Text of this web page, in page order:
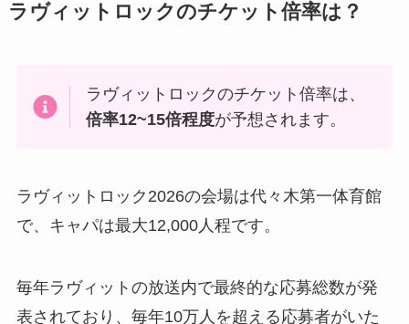
ラヴィットロックのチケット倍率は？
ラヴィットロックのチケット倍率は、
倍率12~15倍程度が予想されます。
ラヴィットロック2026の会場は代々木第一体育館
で、キャパは最大12,000人程です。
毎年ラヴィットの放送内で最終的な応募総数が発
表されており、毎年10万人を超える応募者がいた